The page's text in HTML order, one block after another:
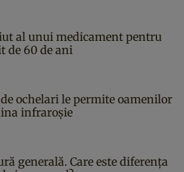
al unui medicament pentru
de 60 de ani
ochelari le permite oamenilor
infraroșie
generală. Care este diferența